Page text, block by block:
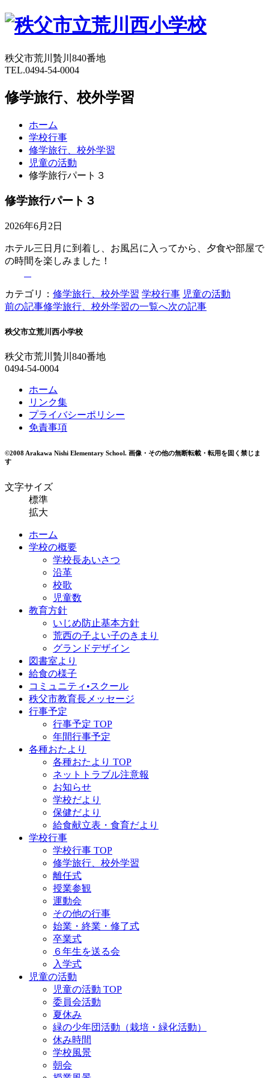
秩父市荒川贄川840番地
TEL.0494-54-0004
修学旅行、校外学習
ホーム
学校行事
修学旅行、校外学習
児童の活動
修学旅行パート３
修学旅行パート３
2026年6月2日
ホテル三日月に到着し、お風呂に入ってから、夕食や部屋で
の時間を楽しみました！
カテゴリ： 修学旅行、校外学習 学校行事 児童の活動
前の記事修学旅行、校外学習の一覧へ次の記事
秩父市立荒川西小学校
秩父市荒川贄川840番地
0494-54-0004
ホーム
リンク集
プライバシーポリシー
免責事項
©2008 Arakawa Nishi Elementary School. 画像・その他の無断転載・転用を固く禁じま
す
文字サイズ
標準
拡大
ホーム
学校の概要
学校長あいさつ
沿革
校歌
児童数
教育方針
いじめ防止基本方針
荒西の子よい子のきまり
グランドデザイン
図書室より
給食の様子
コミュニティ•スクール
秩父市教育長メッセージ
行事予定
行事予定 TOP
年間行事予定
各種おたより
各種おたより TOP
ネットトラブル注意報
お知らせ
学校だより
保健だより
給食献立表・食育だより
学校行事
学校行事 TOP
修学旅行、校外学習
離任式
授業参観
運動会
その他の行事
始業・終業・修了式
卒業式
６年生を送る会
入学式
児童の活動
児童の活動 TOP
委員会活動
夏休み
緑の少年団活動（栽培・緑化活動）
休み時間
学校風景
朝会